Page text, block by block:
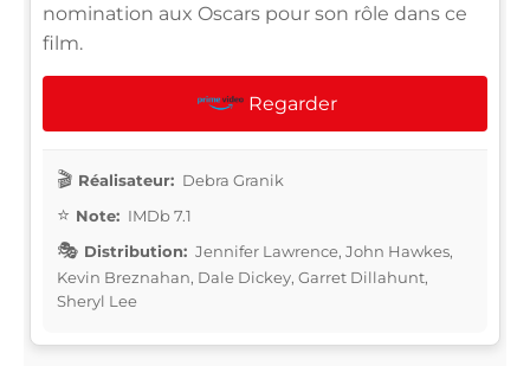
nomination aux Oscars pour son rôle dans ce
film.
Regarder
Réalisateur: Debra Granik
Note: IMDb 7.1
Distribution: Jennifer Lawrence, John Hawkes,
Kevin Breznahan, Dale Dickey, Garret Dillahunt,
Sheryl Lee